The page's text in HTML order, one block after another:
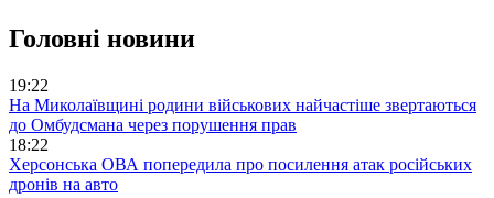
Головні новини
19:22
На Миколаївщині родини військових найчастіше звертаються
до Омбудсмана через порушення прав
18:22
Херсонська ОВА попередила про посилення атак російських
дронів на авто